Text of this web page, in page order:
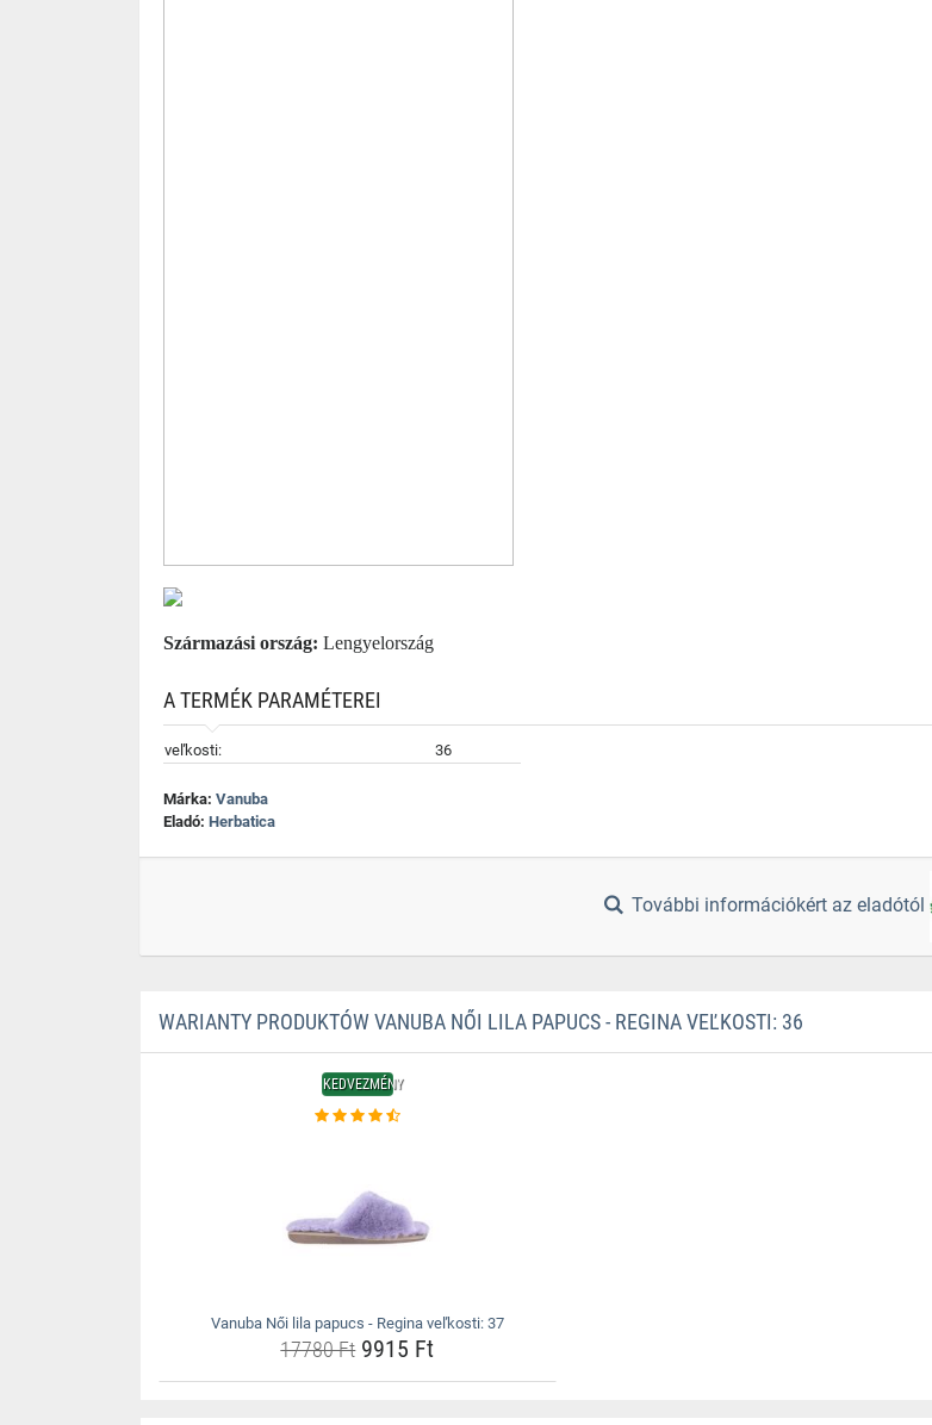
Származási ország: Lengyelország
A TERMÉK PARAMÉTEREI
veľkosti: 36
Márka: Vanuba
Eladó: Herbatica
További információkért az eladótól
WARIANTY PRODUKTÓW VANUBA NŐI LILA PAPUCS - REGINA VEĽKOSTI: 36
KEDVEZMÉNY
Vanuba Női lila papucs - Regina veľkosti: 37
17780 Ft9915 Ft